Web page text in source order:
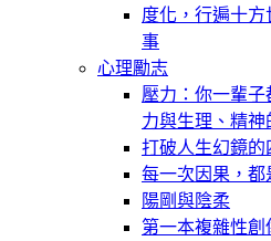
度化，行遍十
事
心理勵志
壓力：你一輩
力與生理、精神
打破人生幻鏡的
每一次因果，都
陽剛與陰柔
第一本複雜性創